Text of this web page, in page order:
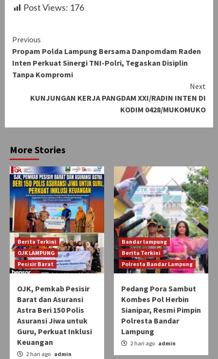
Post Views: 176
Continue
Reading
Previous
Propam Polda Lampung Bersama Danpomdam Raden
Inten Perkuat Sinergi TNI-Polri, Tegaskan Disiplin
Tanpa Kompromi
Next
KUNJUNGAN KERJA PANGDAM XXI/RADIN INTEN DI
KODIM 0428/MUKOMUKO
More Stories
Berita Terkini
OJK LAMPUNG
Pesisir Barat
OJK, Pemkab Pesisir
Barat dan Asuransi
Astra Beri 150 Polis
Asuransi Jiwa untuk
Guru, Perkuat Inklusi
Keuangan
2 hari ago admin
Bandar lampung
Berita Terkini
Polresta Bandar Lampung
Pedang Pora Sambut
Kombes Pol Herbin
Sianipar, Resmi Pimpin
Polresta Bandar
Lampung
2 hari ago admin